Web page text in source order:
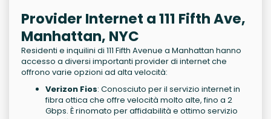
Provider Internet a 111 Fifth Ave,
Manhattan, NYC
Residenti e inquilini di 111 Fifth Avenue a Manhattan hanno
accesso a diversi importanti provider di internet che
offrono varie opzioni ad alta velocità:
Verizon Fios: Conosciuto per il servizio internet in
fibra ottica che offre velocità molto alte, fino a 2
Gbps. È rinomato per affidabilità e ottimo servizio